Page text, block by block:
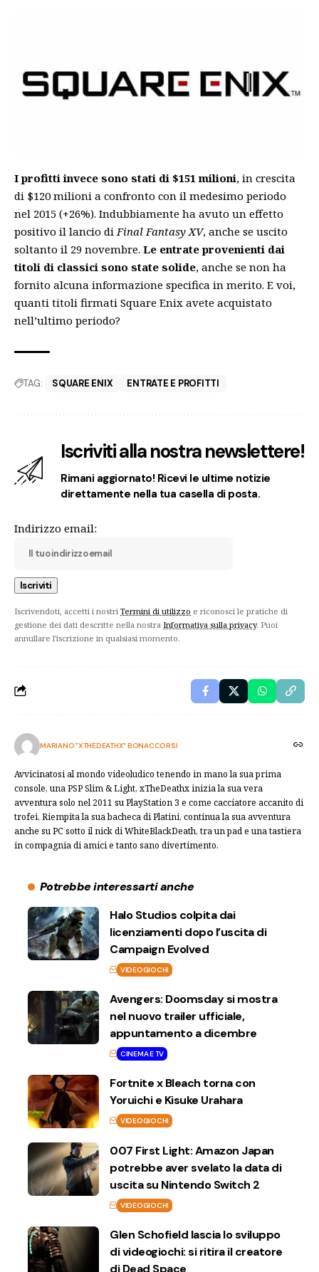
I profitti invece sono stati di $151 milioni, in crescita
di $120 milioni a confronto con il medesimo periodo
nel 2015 (+26%). Indubbiamente ha avuto un effetto
positivo il lancio di Final Fantasy XV, anche se uscito
soltanto il 29 novembre. Le entrate provenienti dai
titoli di classici sono state solide, anche se non ha
fornito alcuna informazione specifica in merito. E voi,
quanti titoli firmati Square Enix avete acquistato
nell’ultimo periodo?
TAG: SQUARE ENIX ENTRATE E PROFITTI
Iscriviti alla nostra newslettere!
Rimani aggiornato! Ricevi le ultime notizie
direttamente nella tua casella di posta.
Indirizzo email:
Iscrivendoti, accetti i nostri Termini di utilizzo e riconosci le pratiche di
gestione dei dati descritte nella nostra Informativa sulla privacy. Puoi
annullare l'iscrizione in qualsiasi momento.
MARIANO "XTHEDEATHX" BONACCORSI
Avvicinatosi al mondo videoludico tenendo in mano la sua prima
console, una PSP Slim & Light, xTheDeathx inizia la sua vera
avventura solo nel 2011 su PlayStation 3 e come cacciatore accanito di
trofei. Riempita la sua bacheca di Platini, continua la sua avventura
anche su PC sotto il nick di WhiteBlackDeath, tra un pad e una tastiera
in compagnia di amici e tanto sano divertimento.
Potrebbe interessarti anche
Halo Studios colpita dai
licenziamenti dopo l’uscita di
Campaign Evolved
VIDEOGIOCHI
Avengers: Doomsday si mostra
nel nuovo trailer ufficiale,
appuntamento a dicembre
CINEMA E TV
Fortnite x Bleach torna con
Yoruichi e Kisuke Urahara
VIDEOGIOCHI
007 First Light: Amazon Japan
potrebbe aver svelato la data di
uscita su Nintendo Switch 2
VIDEOGIOCHI
Glen Schofield lascia lo sviluppo
di videogiochi: si ritira il creatore
di Dead Space